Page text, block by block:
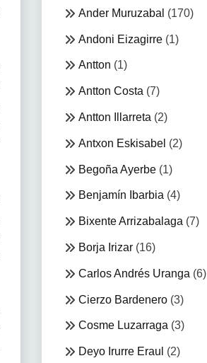
Ander Muruzabal (170)
Andoni Eizagirre(1)
Antton (1)
Antton Costa (7)
Antton Illarreta (2)
Antxon Eskisabel (2)
Begoña Ayerbe(1)
Benjamín Ibarbia (4)
Bixente Arrizabalaga (7)
Borja Irizar(16)
Carlos Andrés Uranga (6)
Cierzo Bardenero(3)
Cosme Luzarraga (3)
Deyo Irurre Eraul (2)